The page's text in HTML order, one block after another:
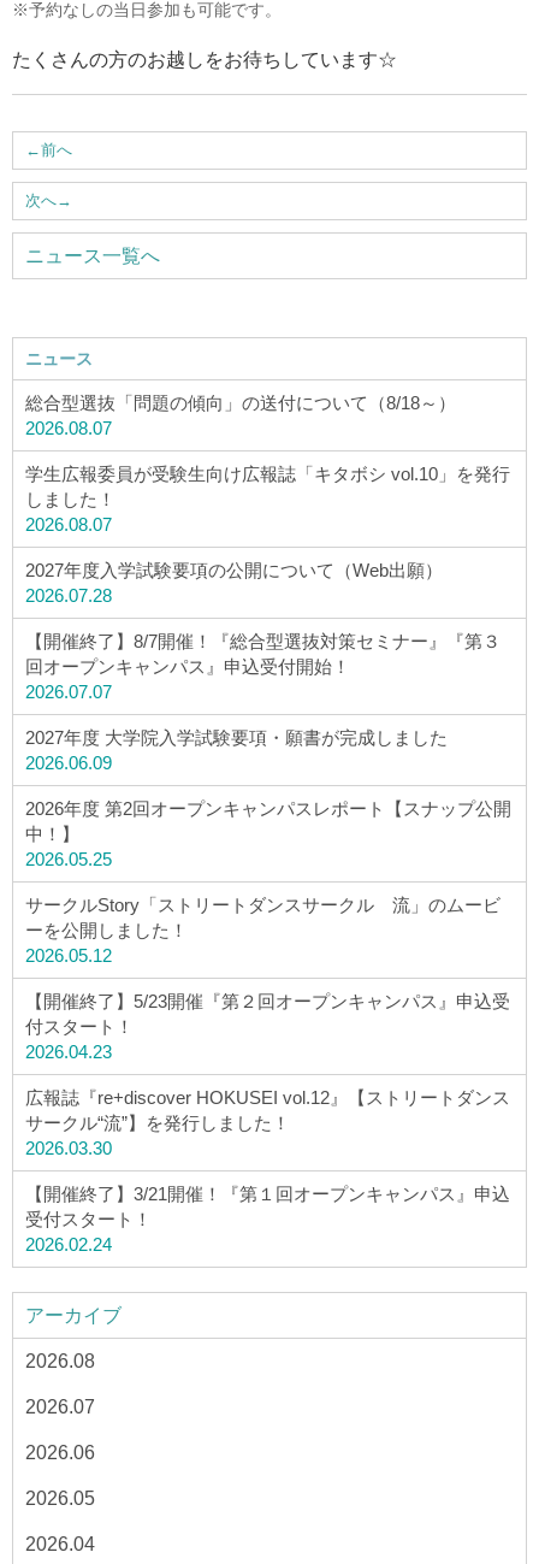
〒004-8631 北海道札幌市厚別区大谷地西2-3-1
© Copyright2026 Hokusei Gakuen University.
All rights reserved.
※予約なしの当日参加も可能です。
たくさんの方のお越しをお待ちしています☆
←前へ
次へ→
ニュース一覧へ
ニュース
総合型選抜「問題の傾向」の送付について（8/18～）
2026.08.07
学生広報委員が受験生向け広報誌「キタボシ vol.10」を発行
しました！
2026.08.07
2027年度入学試験要項の公開について（Web出願）
2026.07.28
【開催終了】8/7開催！『総合型選抜対策セミナー』『第３
回オープンキャンパス』申込受付開始！
2026.07.07
2027年度 大学院入学試験要項・願書が完成しました
2026.06.09
2026年度 第2回オープンキャンパスレポート【スナップ公開
中！】
2026.05.25
サークルStory「ストリートダンスサークル 流」のムービ
ーを公開しました！
2026.05.12
【開催終了】5/23開催『第２回オープンキャンパス』申込受
付スタート！
2026.04.23
広報誌『re+discover HOKUSEI vol.12』【ストリートダンス
サークル“流”】を発行しました！
2026.03.30
【開催終了】3/21開催！『第１回オープンキャンパス』申込
受付スタート！
2026.02.24
アーカイブ
2026.08
2026.07
2026.06
2026.05
2026.04